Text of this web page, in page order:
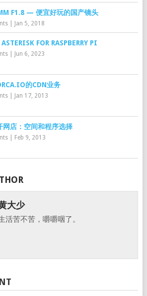
F1.8 — 便宜好玩的国产镜头
| Jan 5, 2018
FOR RASPBERRY PI
| Jun 6, 2023
的CDN业务
| Jan 17, 2013
网店：空间和程序选择
| Feb 9, 2013
大少
活苦不苦，嚼嚼咽了。